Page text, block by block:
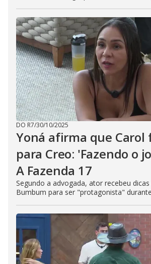
DO R7/30/10/2025
Yoná afirma que Carol
para Creo: 'Fazendo o
A Fazenda 17
Segundo a advogada, ator recebeu
Bumbum para ser "protagonista"